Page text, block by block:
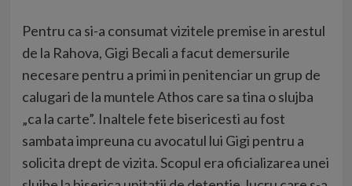
Pentru ca si-a consumat vizitele premise in arestul
de la Rahova, Gigi Becali a facut demersurile
necesare pentru a primi in penitenciar un grup de
calugari de la muntele Athos care sa tina o slujba
„ca la carte”. Inaltele fete bisericesti au fost
sambata impreuna cu avocatul lui Gigi pentru a
solicita drept de vizita. Scopul era oficializarea unei